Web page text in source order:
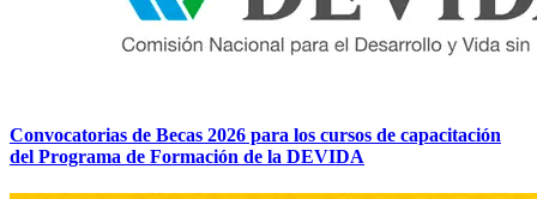
Convocatorias de Becas 2026 para los cursos de capacitación
del Programa de Formación de la DEVIDA